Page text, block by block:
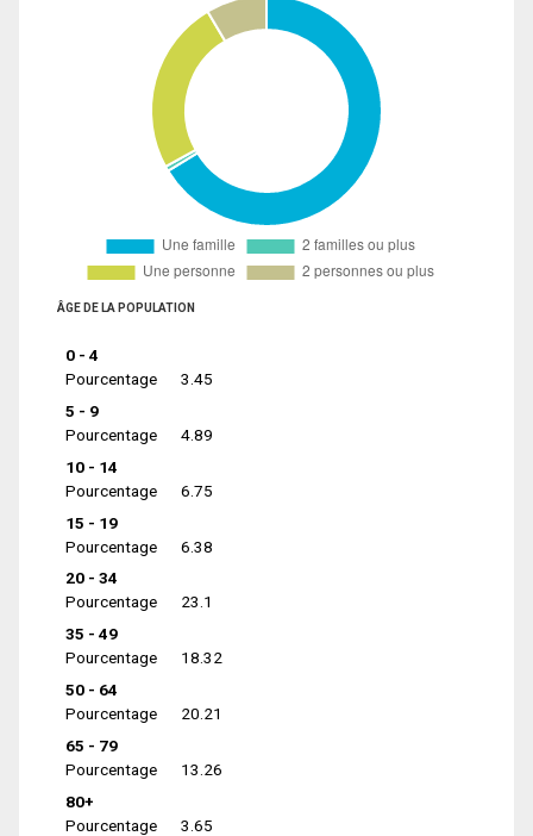
ÂGE DE LA POPULATION
0 - 4
Pourcentage
3.45
5 - 9
Pourcentage
4.89
10 - 14
Pourcentage
6.75
15 - 19
Pourcentage
6.38
20 - 34
Pourcentage
23.1
35 - 49
Pourcentage
18.32
50 - 64
Pourcentage
20.21
65 - 79
Pourcentage
13.26
80+
Pourcentage
3.65